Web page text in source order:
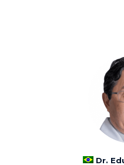
Dr.